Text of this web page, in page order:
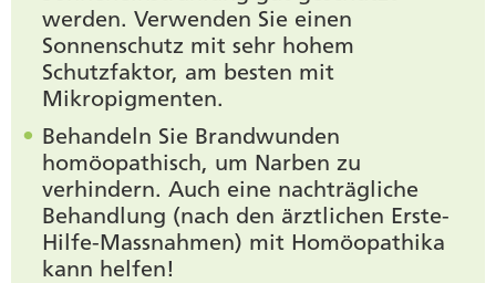
werden. Verwenden Sie einen
Sonnenschutz mit sehr hohem
Schutzfaktor, am besten mit
Mikropigmenten.
Behandeln Sie Brandwunden
homöopathisch, um Narben zu
verhindern. Auch eine nachträgliche
Behandlung (nach den ärztlichen Erste-
Hilfe-Massnahmen) mit Homöopathika
kann helfen!